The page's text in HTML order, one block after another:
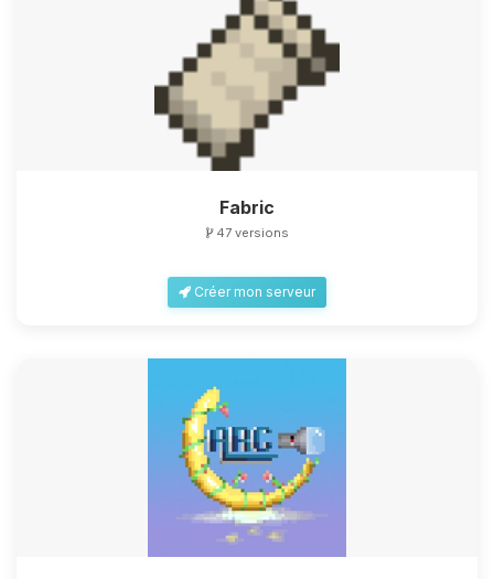
Fabric
47 versions
Créer mon serveur